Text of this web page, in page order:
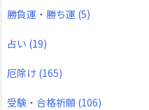
勝負運・勝ち運 (5)
占い (19)
厄除け (165)
受験・合格祈願 (106)